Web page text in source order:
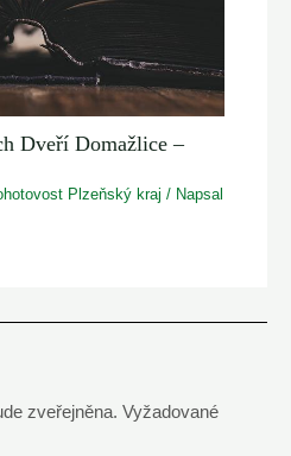
Dveří Domažlice –
Plzeňský kraj / Napsal
zveřejněna. Vyžadované